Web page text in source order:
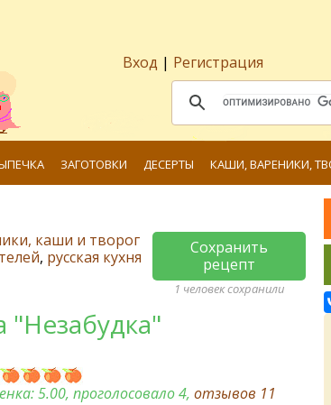
Вход | Регистрация
ЗАГОТОВКИ ДЕСЕРТЫ КАШИ, ВАРЕНИКИ,
каши и творог
, русская кухня
Сохранить
рецепт
1 человек сохранили
"Незабудка"
5.00, проголосовало 4,отзывов 11